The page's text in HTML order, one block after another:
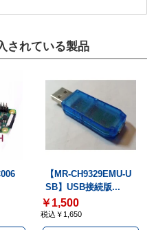
されている製品
【MR-CH9329EMU-U
SB】USB接続版...
￥1,500
税込￥1,650